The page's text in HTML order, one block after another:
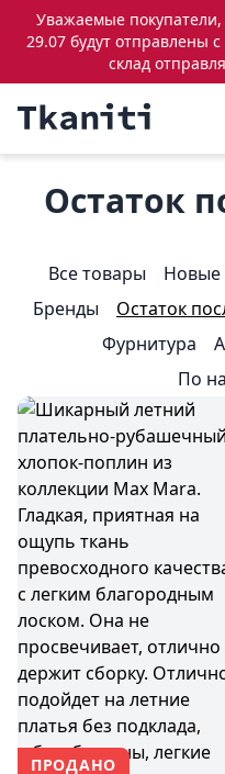
Уважаемые
29.07 будут отправлены
склад
Остаток
Все товары Новые
Бренды
Остаток
Фурнитура
По
ПРОДАНО